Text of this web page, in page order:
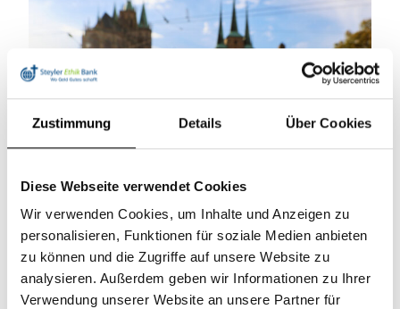
Zustimmung Details Über Cookies
Diese Webseite verwendet Cookies
Wir verwenden Cookies, um Inhalte und Anzeigen zu
personalisieren, Funktionen für soziale Medien anbieten
zu können und die Zugriffe auf unsere Website zu
analysieren. Außerdem geben wir Informationen zu Ihrer
Verwendung unserer Website an unsere Partner für
Zurück